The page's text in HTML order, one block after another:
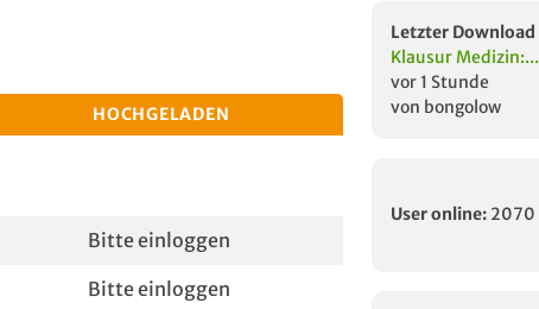
HOCHGELADEN
Bitte einloggen
Bitte einloggen
Letzter Download
Klausur Medizin:...
vor 1 Stunde
von bongolow
User online: 2070